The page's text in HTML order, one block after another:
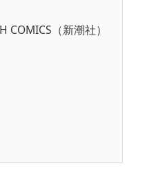
COMICS（新潮社）